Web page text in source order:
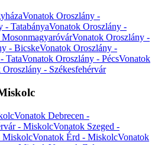
Vonatok Oroszlány -
- TatabányaVonatok Oroszlány -
Vonatok Oroszlány -
- BicskeVonatok Oroszlány -
TataVonatok Oroszlány - PécsVonatok
Oroszlány - Székesfehérvár
Vonatok Debrecen -
- MiskolcVonatok Szeged -
MiskolcVonatok Érd - MiskolcVonatok